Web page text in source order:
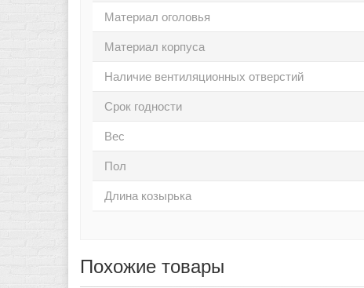
Материал оголовья
Материал корпуса
Наличие вентиляционных отверстий
Срок годности
Вес
Пол
Длина козырька
Похожие товары